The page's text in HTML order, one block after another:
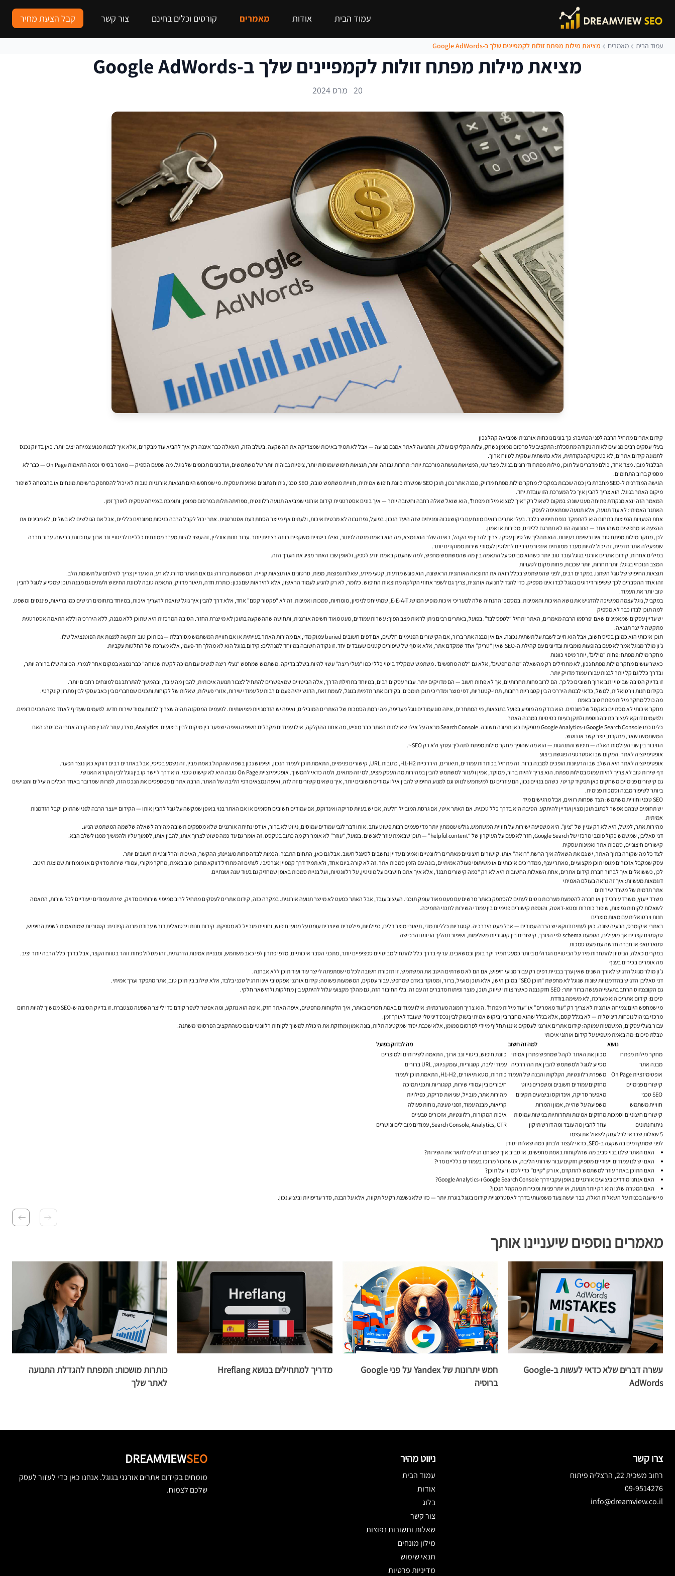
עמוד הבית אודות מאמרים קורסים וכלים בחינם צור קשר קבל הצעת מחיר
עמוד הבית מאמרים מציאת מילות מפתח זולות לקמפיינים שלך ב-Google AdWords
מציאת מילות מפתח זולות לקמפיינים שלך ב-Google AdWords
20 מרס 2024
קידום אתרים מתחיל הרבה לפני הכתיבה: כך בונים נוכחות אורגנית שמביאה קהל נכון
בעלי עסקים רבים מגיעים לאותה נקודה מתסכלת: התקציב על פרסום ממומן נשחק, עלות הקליקים עולה, והתנועה לאתר אמנם מגיעה — אבל לא תמיד באיכות שמצדיקה את ההשקעה. בשלב הזה, השאלה כבר איננה רק איך להביא עוד מבקרים, אלא איך לבנות מנוע צמיחה יציב יותר. כאן בדיוק נכנס
לתמונה קידום אתרים, לא כטקטיקה נקודתית, אלא כתשתית עסקית לטווח ארוך.
הבלבול מובן. מצד אחד, כולם מדברים על תוכן, מילות מפתח ודירוגים בגוגל. מצד שני, המציאות נעשתה מורכבת יותר: תחרות גבוהה יותר, תוצאות חיפוש עמוסות יותר, ציפיות גבוהות יותר של משתמשים, ועדכונים תכופים של גוגל. מה שפעם הספיק — מאמר בסיסי וכמה התאמות On Page — כבר לא
מספיק ברוב התחומים.
הגישה המודרנית ל-SEO מחברת בין כמה שכבות במקביל: מחקר מילות מפתח מדויק, מבנה אתר נכון, תוכן SEO שמשרת כוונת חיפוש אמיתית, חוויית משתמש טובה, SEO טכני, ניתוח נתונים ואמינות עסקית. מי שמחפש היום תוצאות אורגניות טובות לא יכול להסתפק ברשימת מונחים או בהבטחה לשיפור
מיקום האתר בגוגל. הוא צריך להבין איך כל המערכת הזו עובדת יחד.
המאמר הזה יוצא מנקודת פתיחה מעט שונה: במקום לשאול רק “איך למצוא מילות מפתח”, הוא שואל שאלה רחבה וחשובה יותר — איך בונים אסטרטגיית קידום אורגני שמביאה תנועה רלוונטית, מפחיתה תלות בפרסום ממומן, ותומכת בצמיחה עסקית לאורך זמן.
האתגר האמיתי: לא עוד תנועה, אלא תנועה שמתאימה לעסק
אחת הטעויות הנפוצות בתחום היא להתמקד בנפח חיפוש בלבד. בעלי אתרים רואים מונח עם ביקוש גבוה ומניחים שזה היעד הנכון. בפועל, נפח גבוה לא מבטיח איכות, ולעתים אף מייצר הסחת דעת אסטרטגית. אתר יכול לקבל הרבה כניסות ממונחים כלליים, אבל אם הגולשים לא בשלים, לא מבינים את
ההצעה או מחפשים משהו אחר — התנועה הזו לא תתרגם ללידים, מכירות או אמון.
לכן, מחקר מילות מפתח טוב אינו רשימת רעיונות. הוא תהליך של סינון עסקי. צריך להבין מי הקהל, באיזה שלב הוא נמצא, מה הוא באמת מנסה לפתור, ואילו ביטויים משקפים כוונה רצינית יותר. עבור חנות אונליין, זה עשוי להיות מעבר ממונחים כלליים לביטויי זנב ארוך עם כוונת רכישה. עבור חברה
שמפעילה אתר תדמית, זה יכול להיות מעבר ממונחים אינפורמטיביים לחלוטין לעמודי שירות ממוקדים יותר.
במילים אחרות, קידום אתרים אורגני בגוגלעובד טוב יותר כשהוא מבוסס על התאמה בין מה שהמשתמש מחפש, למה שהעסק באמת יודע לספק, ולאופן שבו האתר מציג את הערך הזה.
המצב הנוכחי בגוגל: יותר תחרות, יותר שכבות, פחות מקום לטעויות
תוצאות החיפוש של גוגל השתנו. במקרים רבים, לפני שהמשתמש בכלל רואה את התוצאה האורגנית הראשונה, הוא פוגש מודעות, קטעי מידע, שאלות נפוצות, מפות, סרטונים או תוצאות קנייה. המשמעות ברורה: גם אם האתר מדורג לא רע, הוא עדיין צריך להילחם על תשומת הלב.
זהו אחד ההסברים לכך ששיפור דירוגים בגוגל לבדו אינו מספיק. כדי להגדיל תנועה אורגנית, צריך גם לשפר אחוזי הקלקה מתוצאות החיפוש. כלומר, לא רק להגיע לעמוד הראשון, אלא להיראות שם נכון: כותרת חדה, תיאור מדויק, התאמה טובה לכוונת החיפוש ולעתים גם מבנה תוכן שמסייע לגוגל להבין
טוב יותר את העמוד.
במקביל, גוגל עצמה ממשיכה להדגיש את נושא האיכות והאמינות. במסמכי ההנחיה שלה למעריכי איכות מופיע המושג E-E-A-T, שמתייחס לניסיון, מומחיות, סמכות ואמינות. זה לא “פקטור קסם” אחד, אלא דרך להבין איך גוגל שואפת להעריך איכות, במיוחד בתחומים רגישים כמו בריאות, פיננסים ומשפט.
למה תוכן לבדו כבר לא מספיק
יש עדיין עסקים שמאמינים שאם יפרסמו הרבה מאמרים, האתר יתחיל “לטפס לבד”. בפועל, באתרים רבים ניתן לראות מצב הפוך: עשרות עמודים, מעט מאוד חשיפה אורגנית, ותחושה שההשקעה בתוכן לא מייצרת החזר. הסיבה המרכזית היא שתוכן ללא מבנה, ללא היררכיה וללא התאמה אסטרטגית
מתקשה לייצר תוצאה.
תוכן איכותי הוא כמובן בסיס חשוב, אבל הוא חייב לשבת על תשתית נכונה. אם אין מבנה אתר ברור, אם הקישורים הפנימיים חלשים, אם דפים חשובים buried עמוק מדי, אם מהירות האתר בעייתית או אם חוויית המשתמש מסורבלת — גם תוכן טוב יתקשה למצות את הפוטנציאל שלו.
ג’ון מולר מגוגל אמר לא פעם בהופעות פומביות ובדיונים עם קהילת ה-SEO שאין “טריק” אחד שמקדם אתר, אלא אוסף של שיפורים קטנים שעובדים יחד. זו נקודה חשובה במיוחד למנהלים: קידום בגוגל הוא לא מהלך חד-פעמי, אלא מערכת של החלטות עקביות.
מחקר מילות מפתח: פחות “מילים”, יותר מיפוי כוונות
כאשר עושים מחקר מילות מפתח נכון, לא מתחילים רק מהשאלה “מה מחפשים”, אלא גם “למה מחפשים”. משתמש שמקליד ביטוי כללי כמו “נעלי ריצה” עשוי להיות בשלב בדיקה. משתמש שמחפש “נעלי ריצה לנשים עם תמיכה לקשת שטוחה” כבר נמצא במקום אחר לגמרי. הכוונה שלו ברורה יותר,
ובדרך כלל גם קל יותר לבנות עבורו עמוד מדויק יותר.
זו בדיוק הסיבה שביטויי זנב ארוך חשובים כל כך. הם לרוב פחות תחרותיים, אך לא פחות חשוב — הם מדויקים יותר. עבור עסקים רבים, במיוחד בתחילת הדרך, אלה הביטויים שמאפשרים להתחיל לצבור תנועה איכותית, להבין מה עובד, ובהמשך להתרחב גם למונחים רחבים יותר.
בקידום חנות וירטואלית, למשל, כדאי לבנות היררכיה בין קטגוריות רחבות, תתי-קטגוריות, דפי מוצר ומדריכי תוכן תומכים. בקידום אתר תדמית בגוגל, לעומת זאת, הדגש יהיה פעמים רבות על עמודי שירות, אזורי פעילות, שאלות של לקוחות ותכנים שמחברים בין כאב עסקי לבין פתרון קונקרטי.
מה כולל מחקר מילות מפתח טוב באמת
מחקר איכותי לא מסתיים באקסל של מונחים. הוא בודק מה מופיע בפועל בתוצאות, מי המתחרים, איזה סוג עמודים גוגל מעדיפה, מהי רמת הסמכות של האתרים המובילים, ואיפה יש הזדמנויות מציאותיות. לפעמים המסקנה תהיה שצריך לבנות עמוד שירות חדש. לפעמים שעדיף לאחד כמה תכנים דומים.
ולפעמים דווקא לעצור כתיבה נוספת ולתקן בעיות בסיסיות במבנה האתר.
כלים כמו Google Search Console ו-Google Analytics מספקים כאן תמונה חשובה. Search Console מראה על אילו שאילתות האתר כבר מופיע, מה אחוז ההקלקה, אילו עמודים מקבלים חשיפה ואיפה יש פער בין מיקום לבין ביצועים. Analytics, מצדו, עוזר להבין מה קורה אחרי הכניסה: האם
המשתמש נשאר, מתקדם, יוצר קשר או נוטש.
החיבור בין שני העולמות האלה — חיפוש והתנהגות — הוא מה שהופך מחקר מילות מפתח לתהליך עסקי ולא רק SEO-י.
אופטימיזציה לאתר: המקום שבו אסטרטגיה פוגשת ביצוע
אופטימיזציה לאתר היא השלב שבו הרעיונות הופכים למבנה ברור. זה מתחיל בכותרות עמודים, תיאורים, היררכיית H1-H2, כתובות URL, קישורים פנימיים, התאמת תוכן לעמוד הנכון, ושימוש נכון בשפה שהקהל באמת מבין. זה נשמע בסיסי, אבל באתרים רבים דווקא כאן נוצר הפער.
דף שירות טוב לא צריך להיות עמוס במילות מפתח. הוא צריך להיות ברור, ממוקד, אמין ולעזור למשתמש להבין במהירות מה העסק מציע, למי זה מתאים, ולמה כדאי להמשיך. אופטימיזציית On Page טובה היא לא קישוט טכני. היא דרך ליישר קו בין גוגל לבין הקורא האנושי.
גם קישורים פנימיים משחקים כאן תפקיד קריטי. כשהם בנויים נכון, הם עוזרים גם למשתמש לנווט וגם למנוע החיפוש להבין אילו עמודים חשובים יותר, איך נושאים קשורים זה לזה, ואיפה נמצאים דפי הליבה של האתר. הרבה אתרים מפספסים את הנכס הזה, למרות שמדובר באחד הכלים היעילים והנגישים
ביותר לשיפור מבנה וסמכות פנימית.
SEO טכני וחוויית משתמש: הצד שפחות רואים, אבל מרגישים מיד
יש תחומים שבהם אפשר לכתוב תוכן מצוין ועדיין להיתקע. הסיבה היא בדרך כלל טכנית. אם האתר איטי, אם גרסת המובייל חלשה, אם יש בעיות סריקה ואינדוקס, אם עמודים חשובים חסומים או אם האתר בנוי באופן שמקשה על גוגל להבין אותו — הקידום ייעצר הרבה לפני שהתוכן יקבל הזדמנות
אמיתית.
מהירות אתר, למשל, היא לא רק עניין של “ציון”. היא משפיעה ישירות על חוויית המשתמש. גולש שממתין יותר מדי פעמים רבות פשוט עוזב. אותו דבר לגבי עמודים עמוסים, ניווט לא ברור, או דפי נחיתה אורגניים שלא מספקים תשובה מהירה לשאלה שלשמה המשתמש הגיע.
דני סאליבן, שמשמש כקול פומבי מרכזי של Google Search, חזר לא פעם על העיקרון של “helpful content” — תוכן שבאמת עוזר לאנשים. בפועל, “עוזר” לא אומר רק מה כתוב בטקסט. זה אומר גם עד כמה פשוט לצרוך אותו, להבין אותו, לסמוך עליו ולהמשיך ממנו לשלב הבא.
קישורים חיצוניים, סמכות אתר ואמינות עסקית
לצד כל מה שקורה בתוך האתר, יש גם את השאלה איך הרשת “רואה” אותו. קישורים חיצוניים מאתרים רלוונטיים ואמינים עדיין נחשבים לסיגנל חשוב. אבל גם כאן, התחום התבגר. הכמות לבדה פחות מעניינת; ההקשר, האיכות והרלוונטיות חשובים יותר.
עסק שמקבל אזכורים מגופי תוכן מקצועיים, מאתרי ענף, ממדריכים איכותיים או משיתופי פעולה אמיתיים, בונה עם הזמן סמכות אתר. זה לא קורה ביום אחד, ולא תמיד דרך קמפיין אגרסיבי. לעתים זה מתחיל דווקא מתוכן טוב באמת, מחקר מקורי, עמודי שירות מדויקים או מומחיות שמוצגת היטב.
לכן, כששואלים איך לבחור חברת קידום אתרים, אחת השאלות החשובות היא לא רק “כמה קישורים תבנו”, אלא איך אתם חושבים על מוניטין, על רלוונטיות, ועל בניית סמכות באופן שמחזיק גם בעוד שנה ושנתיים.
דוגמאות מעשיות: איך זה נראה בעולם האמיתי
אתר תדמית של משרד שירותים
משרד ייעוץ, משרד עורכי דין או חברה להטמעת מערכות נוטים לעתים להסתפק באתר מרשים עם מעט מאוד עומק תוכני. העיצוב עובד, אבל האתר כמעט לא מייצר תנועה אורגנית. במקרה כזה, קידום אתרים לעסקים מתחיל לרוב ממיפוי שירותים מדויק, יצירת עמודים ייעודיים לכל שירות, התאמה
לשאלות לקוחות נפוצות, שיפור כותרות ומטא-דאטה, והוספת קישורים פנימיים בין עמודי השירות לתכני התמיכה.
חנות וירטואלית עם מאות מוצרים
באתרי איקומרס, הבעיה שונה. כאן לעתים דווקא יש הרבה עמודים — אבל מעט היררכיה. קטגוריות כלליות מדי, תיאורי מוצר דלים, כפילויות, פילטרים שיוצרים עומס על מנועי חיפוש, וחוויית מובייל לא מספקת. קידום חנות וירטואלית דורש עבודת מבנה קפדנית: קטגוריות שמותאמות לשפת החיפוש,
טקסטים קצרים אך מועילים, הטמעת schema לפי הצורך, קישורים בין קטגוריות משלימות, ושיפור תהליך הניווט והרכישה.
סטארטאפ או חברה חדשה עם מעט סמכות
במקרים כאלה, הניסיון להתחרות מיד על הביטויים הגדולים ביותר כמעט תמיד יקר בזמן ובמשאבים. עדיף בדרך כלל להתחיל מביטויים ספציפיים יותר, מתכני הסבר איכותיים, מדפי פתרון לפי כאב משתמש, ומבניית אמינות הדרגתית. זהו מסלול פחות זוהר בטווח הקצר, אבל בדרך כלל הרבה יותר יציב.
מה אומרים בכירים בענף
ג’ון מולר מגוגל הדגיש לאורך השנים שאין ערך בבניית דפים רק עבור מנועי חיפוש, אם הם לא משרתים היטב את המשתמש. זו תזכורת חשובה לכל מי שמתפתה לייצר עוד ועוד תוכן ללא אבחנה.
דני סאליבן הדגיש בהזדמנויות שונות שגוגל לא מחפשת “תוכן SEO” במובן הישן, אלא תוכן מועיל, ברור, וממוקד באדם שמחפש. עבור עסקים, המשמעות פשוטה: קידום אורגני אפקטיבי אינו תרגיל טכני בלבד, אלא שילוב בין תוכן טוב, אתר מתפקד וערך אמיתי.
גם הקונצנזוס הרחב בתעשייה נעשה ברור יותר: SEO חזק נבנה כאשר צוותי שיווק, תוכן, מוצר ופיתוח מדברים זה עם זה. בלי החיבור הזה, גם מהלך מקצועי עלול להיתקע בין מחלקות ולהישאר חלקי.
סיכום: קידום אתרים הוא מערכת, לא משימה בודדת
מי שמחפש היום צמיחה אורגנית לא צריך רק “עוד מאמרים” או “עוד מילות מפתח”. הוא צריך תמונה מערכתית: אילו עמודים באמת חסרים באתר, איך הלקוחות מחפשים, איפה האתר חזק, איפה הוא נתקע, ומה אפשר לשפר קודם כדי לייצר השפעה מצטברת. זו בדיוק הסיבה ש-SEO ממשיך להיות תחום
מרכזי בניהול נוכחות דיגיטלית — לא בגלל קסם, אלא בגלל שהוא מחבר בין ביקוש אמיתי בשוק לבין נכס דיגיטלי שעובד לאורך זמן.
עבור בעלי עסקים, המשמעות עמוקה: קידום אתרים אורגני לעסקים איננו תחליף מיידי לפרסום ממומן, אלא שכבת יסוד שמקטינה תלות, בונה אמון ומחזקת את היכולת למשוך לקוחות רלוונטיים גם כשהתקציב הפרסומי משתנה.
טבלת סיכום: מה באמת משפיע על קידום אורגני איכותי
נושא
למה זה חשוב
מה לבדוק בפועל
מחקר מילות מפתח
מכוון את האתר לקהל שמחפש פתרון אמיתי
כוונת חיפוש, ביטויי זנב ארוך, התאמה לשירותים ולמוצרים
מבנה אתר
מסייע לגוגל ולמשתמש להבין את ההיררכיה עמודי ליבה, קטגוריות, עומק ניווט, URL ברורים
אופטימיזציית On Page
משפרת רלוונטיות, הקלקות והבנה של העמוד כותרות, מטא תיאורים, H1-H2, התאמת תוכן לעמוד
קישורים פנימיים
מחזקים עמודים חשובים ומשפרים ניווט
חיבורים בין עמודי שירות, קטגוריות ותכני תמיכה
SEO טכני
מאפשר סריקה, אינדוקס וביצועים תקינים
מהירות אתר, מובייל, שגיאות סריקה, כפילויות
חוויית משתמש
משפיעה על שהייה, אמון והמרות
קריאות, מבנה עמוד, זמני טעינה, נוחות פעולה
קישורים חיצוניים וסמכותמחזקים אמינות ותחרותיות בנישות עמוסות
איכות המקורות, רלוונטיות, אזכורים טבעיים
ניתוח נתונים
עוזר להבין מה עובד ומה דורש תיקון
Search Console, Analytics, CTR, עמודים מובילים ונושרים
5 שאלות שכדאי לכל עסק לשאול את עצמו
לפני שמתקדמים בהשקעה ב-SEO, כדאי לעצור ולבחון כמה שאלות יסוד:
האם האתר שלנו בנוי סביב מה שהלקוחות באמת מחפשים, או סביב איך שאנחנו רגילים לתאר את השירות?
האם יש לנו עמודים ייעודיים מספיק חזקים עבור שירותי הליבה, או שהכול מרוכז בעמודים כלליים מדי?
האם התוכן באתר עוזר למשתמש להתקדם, או רק “קיים” כדי לסמן וי על תוכן?
האם אנחנו מודדים ביצועים אורגניים באופן עקבי דרך Google Search Console ו-Google Analytics?
האם המטרה שלנו היא רק יותר תנועה, או יותר פניות ומכירות מהקהל הנכון?
מי שיענה בכנות על השאלות האלה, כבר יעשה צעד משמעותי בדרך לאסטרטגיית קידום בגוגל בוגרת יותר — כזו שלא נשענת רק על תקווה, אלא על הבנה, סדר עדיפויות וביצוע נכון.
מאמרים נוספים שיעניינו אותך
עשרה דברים שלא כדאי לעשות ב-Google
AdWords
חמש יתרונות של Yandex על פני Google
ברוסיה
מדריך למתחילים בנושא Hreflang
כותרות מושכות: המפתח להגדלת התנועה
לאתר שלך
צרו קשר
רחוב משכית 22, הרצליה פיתוח
09-9514276
info@dreamview.co.il
ניווט מהיר
עמוד הבית
אודות
בלוג
צור קשר
שאלות ותשובות נפוצות
מילון מונחים
תנאי שימוש
מדיניות פרטיות
DREAMVIEWSEO
מומחים בקידום אתרים אורגני בגוגל. אנחנו כאן כדי לעזור לעסק
שלכם לצמוח.